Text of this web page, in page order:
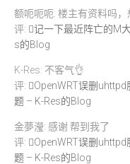
额呃呃呃: 楼主有资料吗，
评:
记一下最近阵亡的M
s的Blog
K-Res: 不客气👌
评:
OpenWRT误删
题 – K-Res的Blog
金夢瀅: 感谢 帮到我了
评:
OpenWRT误删
题 – K-Res的Blog